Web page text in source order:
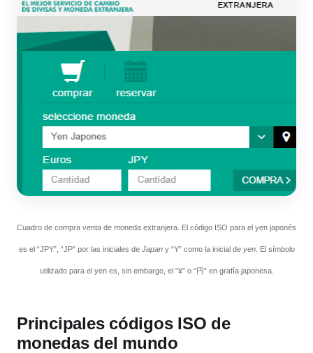
Cuadro de compra venta de moneda extranjera. El código ISO para el yen japonés
es el “JPY”, “JP” por las iniciales de Japan y “Y” como la inicial de yen. El símbolo
utilizado para el yen es, sin embargo, el “¥” o “円” en grafía japonesa.
Principales códigos ISO de
monedas del mundo